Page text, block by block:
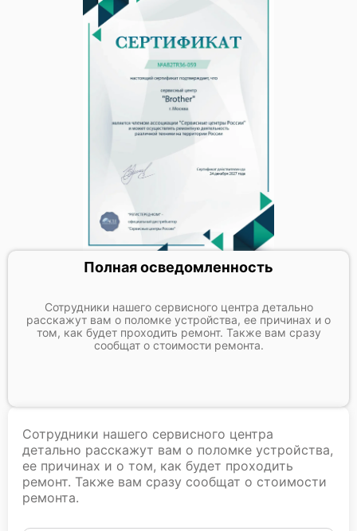
Полная осведомленность
Сотрудники нашего сервисного центра детально
расскажут вам о поломке устройства, ее причинах и о
том, как будет проходить ремонт. Также вам сразу
сообщат о стоимости ремонта.
Сотрудники нашего сервисного центра
детально расскажут вам о поломке устройства,
ее причинах и о том, как будет проходить
ремонт. Также вам сразу сообщат о стоимости
ремонта.